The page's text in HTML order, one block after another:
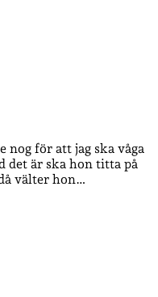
nog för att jag ska våga
det är ska hon titta på
välter hon…